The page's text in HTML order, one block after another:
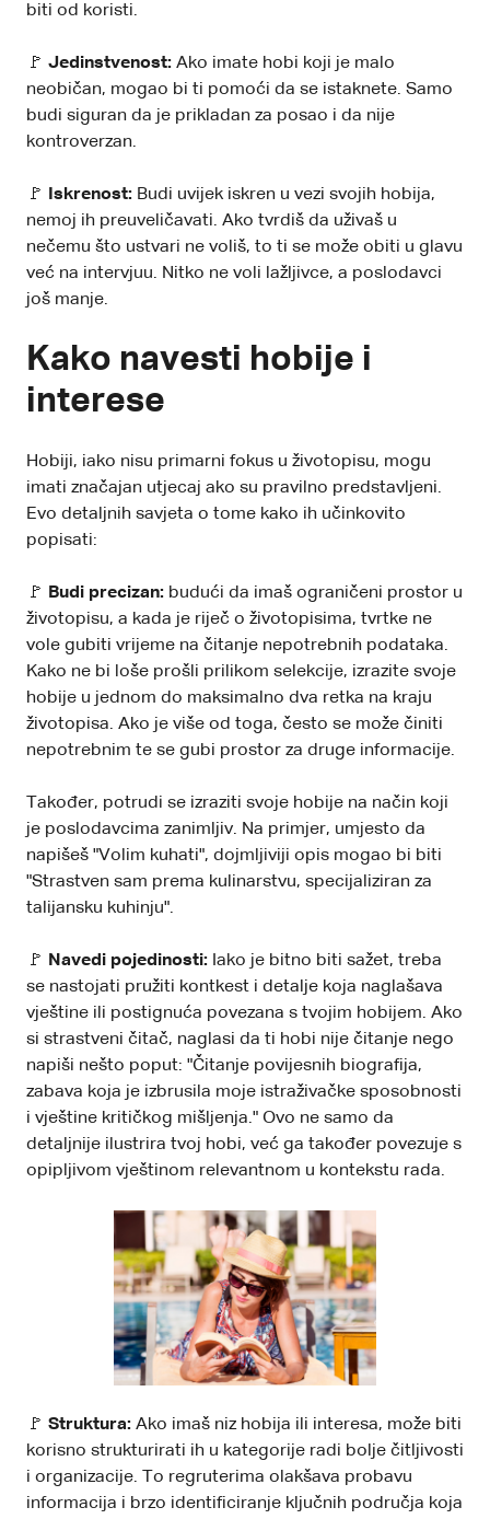
biti od koristi.
🚩 Jedinstvenost: Ako imate hobi koji je malo
neobičan, mogao bi ti pomoći da se istaknete. Samo
budi siguran da je prikladan za posao i da nije
kontroverzan.
🚩 Iskrenost: Budi uvijek iskren u vezi svojih hobija,
nemoj ih preuveličavati. Ako tvrdiš da uživaš u
nečemu što ustvari ne voliš, to ti se može obiti u glavu
već na intervjuu. Nitko ne voli lažljivce, a poslodavci
još manje.
Kako navesti hobije i
interese
Hobiji, iako nisu primarni fokus u životopisu, mogu
imati značajan utjecaj ako su pravilno predstavljeni.
Evo detaljnih savjeta o tome kako ih učinkovito
popisati:
🚩 Budi precizan: budući da imaš ograničeni prostor u
životopisu, a kada je riječ o životopisima, tvrtke ne
vole gubiti vrijeme na čitanje nepotrebnih podataka.
Kako ne bi loše prošli prilikom selekcije, izrazite svoje
hobije u jednom do maksimalno dva retka na kraju
životopisa. Ako je više od toga, često se može činiti
nepotrebnim te se gubi prostor za druge informacije.
Također, potrudi se izraziti svoje hobije na način koji
je poslodavcima zanimljiv. Na primjer, umjesto da
napišeš "Volim kuhati", dojmljiviji opis mogao bi biti
"Strastven sam prema kulinarstvu, specijaliziran za
talijansku kuhinju".
🚩 Navedi pojedinosti: Iako je bitno biti sažet, treba
se nastojati pružiti kontkest i detalje koja naglašava
vještine ili postignuća povezana s tvojim hobijem. Ako
si strastveni čitač, naglasi da ti hobi nije čitanje nego
napiši nešto poput: "Čitanje povijesnih biografija,
zabava koja je izbrusila moje istraživačke sposobnosti
i vještine kritičkog mišljenja." Ovo ne samo da
detaljnije ilustrira tvoj hobi, već ga također povezuje s
opipljivom vještinom relevantnom u kontekstu rada.
🚩 Struktura: Ako imaš niz hobija ili interesa, može biti
korisno strukturirati ih u kategorije radi bolje čitljivosti
i organizacije. To regruterima olakšava probavu
informacija i brzo identificiranje ključnih područja koja